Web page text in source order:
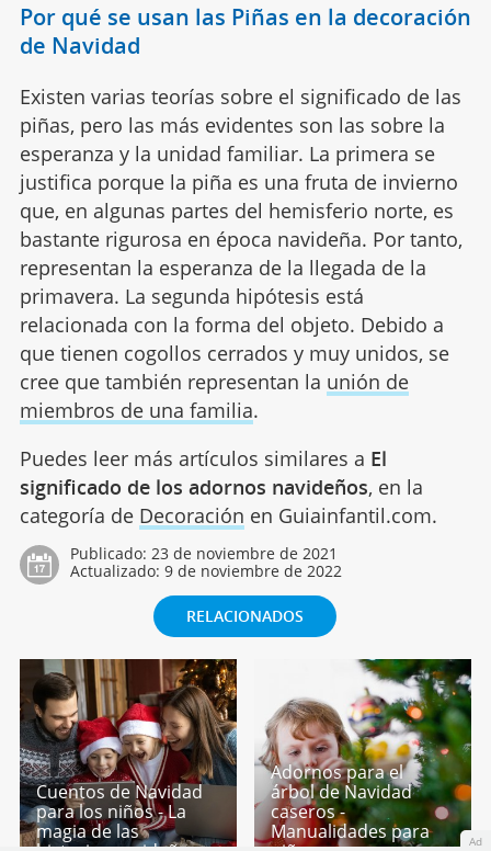
Por qué se usan las Piñas en la decoración
de Navidad
Existen varias teorías sobre el significado de las
piñas, pero las más evidentes son las sobre la
esperanza y la unidad familiar. La primera se
justifica porque la piña es una fruta de invierno
que, en algunas partes del hemisferio norte, es
bastante rigurosa en época navideña. Por tanto,
representan la esperanza de la llegada de la
primavera. La segunda hipótesis está
relacionada con la forma del objeto. Debido a
que tienen cogollos cerrados y muy unidos, se
cree que también representan la unión de
miembros de una familia.
Puedes leer más artículos similares a El
significado de los adornos navideños, en la
categoría de Decoración en Guiainfantil.com.
Publicado: 23 de noviembre de 2021
Actualizado: 9 de noviembre de 2022
RELACIONADOS
Cuentos de Navidad
para los niños - La
magia de las
Adornos para el
árbol de Navidad
caseros -
Manualidades para
Ad